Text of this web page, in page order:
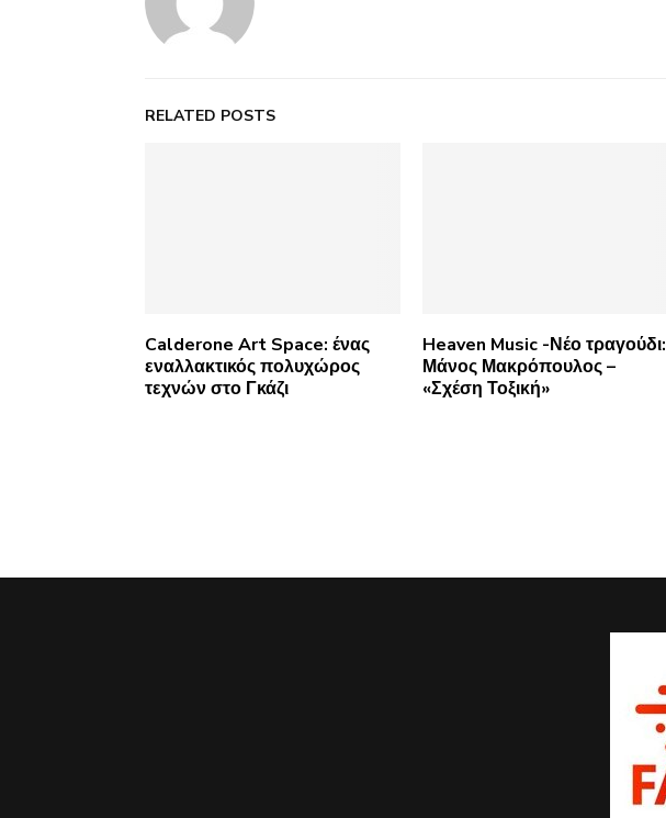
RELATED POSTS
Calderone Art Space: ένας
εναλλακτικός πολυχώρος
τεχνών στο Γκάζι
Heaven Music -Νέο τραγούδι:
Μάνος Μακρόπουλος –
«Σχέση Τοξική»